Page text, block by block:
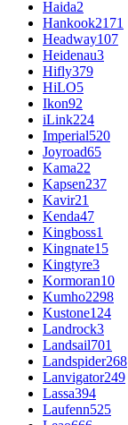
Haida2
Hankook2171
Headway107
Heidenau3
Hifly379
HiLO5
Ikon92
iLink224
Imperial520
Joyroad65
Kama22
Kapsen237
Kavir21
Kenda47
Kingboss1
Kingnate15
Kingtyre3
Kormoran10
Kumho2298
Kustone124
Landrock3
Landsail701
Landspider268
Lanvigator249
Lassa394
Laufenn525